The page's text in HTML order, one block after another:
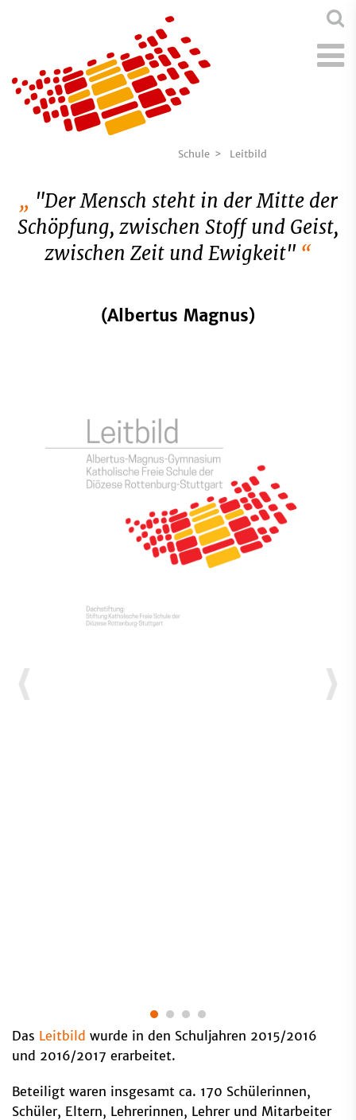
Schule Leitbild
"Der Mensch steht in der Mitte der
Schöpfung, zwischen Stoff und Geist,
zwischen Zeit und Ewigkeit"
(Albertus Magnus)
Das Leitbild​​​​​​​ wurde in den Schuljahren 2015/2016
und 2016/2017 erarbeitet.
Beteiligt waren insgesamt ca. 170 Schülerinnen,
Schüler, Eltern, Lehrerinnen, Lehrer und Mitarbeiter